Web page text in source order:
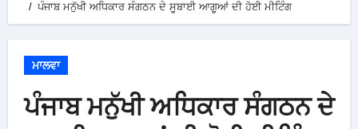
ਪੰਜਾਬ ਮਨੁੱਖੀ ਅਧਿਕਾਰ ਸੰਗਠਨ ਦੇ ਸੂਬਾਈ ਆਗੂਆਂ ਦੀ ਹੋਈ ਮੀਟਿੰਗ
ਮਾਲਵਾ
ਪੰਜਾਬ ਮਨੁੱਖੀ ਅਧਿਕਾਰ ਸੰਗਠਨ ਦੇ